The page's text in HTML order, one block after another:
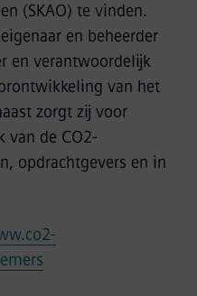
(SKAO) te vinden.
en beheerder
en verantwoordelijk
van het
zorgt zij voor
van de CO2-
opdrachtgevers en in